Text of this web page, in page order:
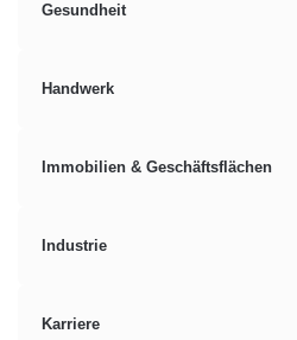
Gesundheit
Handwerk
Immobilien & Geschäftsflächen
Industrie
Karriere